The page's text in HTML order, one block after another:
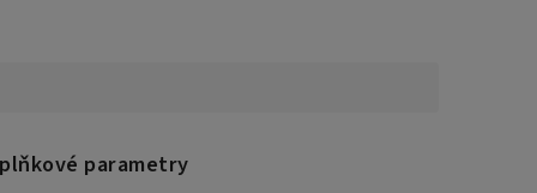
parametry